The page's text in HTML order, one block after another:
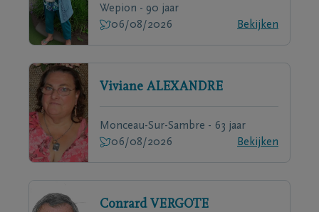
Wepion - 90 jaar
06/08/2026
Bekijken
Viviane ALEXANDRE
Monceau-Sur-Sambre - 63 jaar
06/08/2026
Bekijken
Conrard VERGOTE